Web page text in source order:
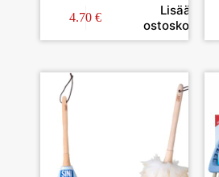
4.70 €
Lisää
ostoskoriin